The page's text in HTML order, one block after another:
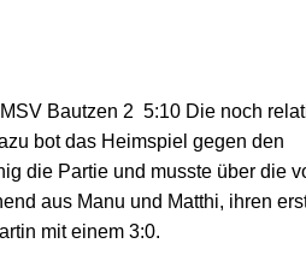
Bautzen 2 5:10 Die noch
bot das Heimspiel gegen den
die Partie und musste über die
aus Manu und Matthi, ihren
mit einem 3:0.